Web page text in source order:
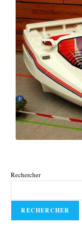
Rechercher
RECHERCHER